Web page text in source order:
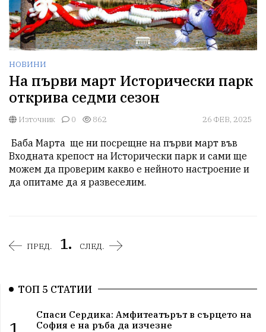
НОВИНИ
На първи март Исторически парк
открива седми сезон
Източник 0 862 26 ФЕВ, 2025
Входната крепост на Исторически парк и сами ще
можем да проверим какво е нейното настроение и
да опитаме да я развеселим.
ПРЕД. 1. СЛЕД.
ТОП 5 СТАТИИ
Спаси Сердика: Амфитеатърът в сърцето на
София е на ръба да изчезне